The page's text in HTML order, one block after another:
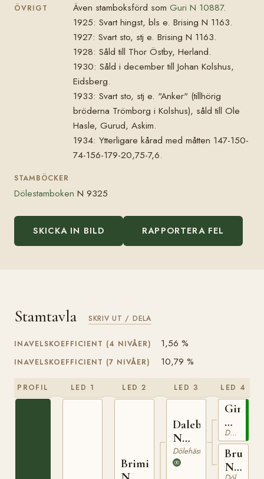
ÖVRIGT Även stamboksförd som Guri N 10887.
1925: Svart hingst, bls e. Brising N 1163.
1927: Svart sto, stj e. Brising N 1163.
1928: Såld till Thor Östby, Herland.
1930: Såld i december till Johan Kolshus,
Eidsberg.
1933: Svart sto, stj e. "Anker" (tillhörig
bröderna Trömborg i Kolshus), såld till Ole
Hasle, Gurud, Askim.
1934: Ytterligare kårad med måtten 147-150-
74-156-179-20,75-7,6.
STAMBÖCKER
Dölestamboken N 9325
SKICKA IN BILD RAPPORTERA FEL
Stamtavla SKRIV UT / DELA
INAVELSKOEFFICIENT (4 NIVÅER) 1,56 %
INAVELSKOEFFICIENT (7 NIVÅER) 10,79 %
PROFIL LED 1 LED 2
Brimin
LED 3
Dalebu
N
653
Dölehäst
LED 4
Gimle
N
425
Dölehäst
Bruna
N